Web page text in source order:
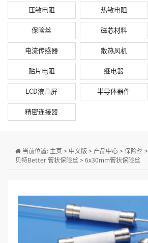
压敏电阻 热敏电阻
保险丝 磁芯材料
电流传感器 散热风机
贴片电阻 继电器
LCD液晶屏 半导体器件
精密连接器
当前位置: 主页 > 中文版 > 产品中心 > 保险丝 >
贝特Better 管状保险丝 > 6x30mm管状保险丝